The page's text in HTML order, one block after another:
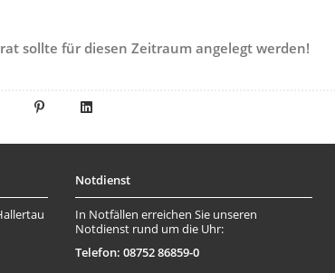
sollte für diesen Zeitraum angelegt werden!
Notdienst
In Notfällen erreichen Sie unseren
Notdienst rund um die Uhr:
Telefon: 08752 86859-0